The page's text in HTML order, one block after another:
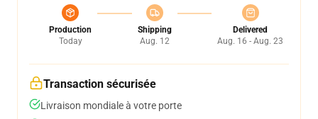
Production
Today
Shipping
Aug. 12
Delivered
Aug. 16 - Aug. 23
Transaction sécurisée
Livraison mondiale à votre porte